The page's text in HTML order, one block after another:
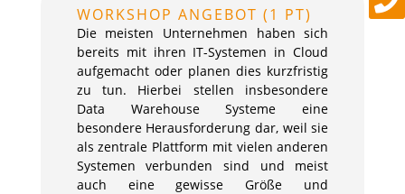
WORKSHOP ANGEBOT (1 PT)
Die meisten Unternehmen haben sich
bereits mit ihren IT-Systemen in Cloud
aufgemacht oder planen dies kurzfristig
zu tun. Hierbei stellen insbesondere
Data Warehouse Systeme eine
besondere Herausforderung dar, weil sie
als zentrale Plattform mit vielen anderen
Systemen verbunden sind und meist
auch eine gewisse Größe und